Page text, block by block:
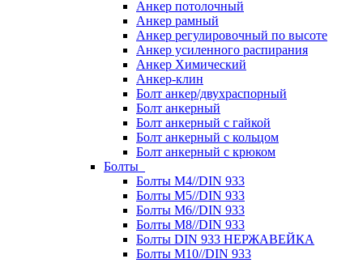
Анкер потолочный
Анкер рамный
Анкер регулировочный по высоте
Анкер усиленного распирания
Анкер Химический
Анкер-клин
Болт анкер/двухраспорный
Болт анкерный
Болт анкерный с гайкой
Болт анкерный с кольцом
Болт анкерный с крюком
Болты
Болты М4//DIN 933
Болты М5//DIN 933
Болты М6//DIN 933
Болты М8//DIN 933
Болты DIN 933 НЕРЖАВЕЙКА
Болты М10//DIN 933